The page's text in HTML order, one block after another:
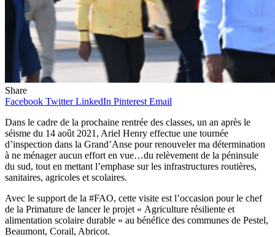
Share
Facebook Twitter LinkedIn Pinterest Email
Dans le cadre de la prochaine rentrée des classes, un an après le
séisme du 14 août 2021, Ariel Henry effectue une tournée
d’inspection dans la Grand’Anse pour renouveler ma détermination
à ne ménager aucun effort en vue…du relèvement de la péninsule
du sud, tout en mettant l’emphase sur les infrastructures routières,
sanitaires, agricoles et scolaires.
Avec le support de la #FAO, cette visite est l’occasion pour le chef
de la Primature de lancer le projet « Agriculture résiliente et
alimentation scolaire durable » au bénéfice des communes de Pestel,
Beaumont, Corail, Abricot.